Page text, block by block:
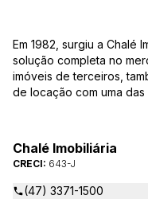
Em 1982, surgiu a Chalé
solução completa no
imóveis de terceiros,
de locação com uma
Arte Imóveis. E também
Valores.
Chalé Imobiliária
CRECI: 643-J
(47) 3371-1500